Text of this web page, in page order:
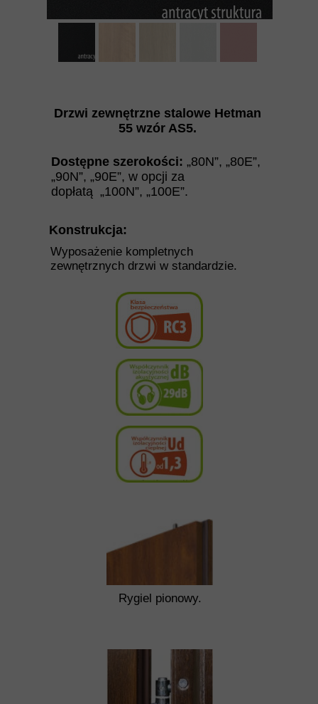
Rygiel pionowy.
Wyposażenie kompletnych
zewnętrznych drzwi w standardzie.
Konstrukcja:
Drzwi zewnętrzne stalowe Hetman
55 wzór AS5.
Dostępne szerokości: „80N”, „80E”,
„90N”, „90E”, w opcji za
dopłatą „100N”, „100E”.